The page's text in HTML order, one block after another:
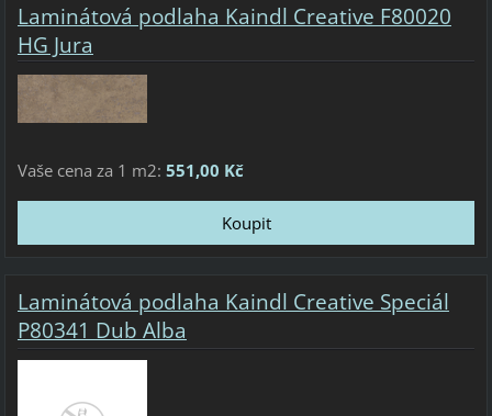
Laminátová podlaha Kaindl Creative F80020
HG Jura
Vaše cena za 1 m2: 551,00 Kč
Laminátová podlaha Kaindl Creative Speciál
P80341 Dub Alba